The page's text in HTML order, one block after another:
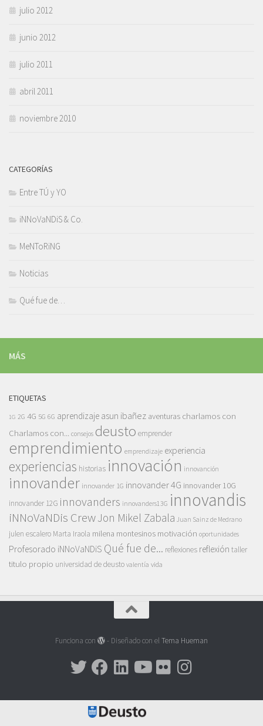
julio 2012
junio 2012
julio 2011
abril 2011
noviembre 2010
CATEGORÍAS
Entre TÚ y YO
iNNoVaNDiS & Co.
MeNToRiNG
Noticias
Qué fue de…
MÁS
ETIQUETAS
1G 2G 4G 5G 6G aprendizaje asun ibañez aventuras charlamos con
Charlamos con... consejos deusto emprender
emprendimiento emprendizaje experiencia
experiencias historias innovación innovanción
innovander innovander 1G innovander 4G innovander 10G
innovander 12G innovanders innovanders13G innovandis
iNNoVaNDis CrewJon Mikel Zabala Juan Sainz de Medrano
julen escalero Marta Iraola milena montesinos motivación oportunidades
Profesorado iNNoVaNDiS Qué fue de... reflexiones reflexión taller
titulo propio universidad de deusto valentía vida
Funciona con - Diseñado con elTema Hueman